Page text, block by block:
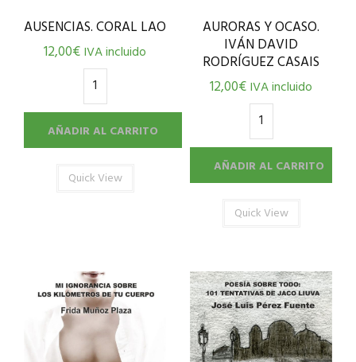
AUSENCIAS. CORAL LAO
12,00€IVA incluido
AÑADIR AL CARRITO
Quick View
AURORAS Y OCASO.
IVÁN DAVID
RODRÍGUEZ CASAIS
12,00€IVA incluido
AÑADIR AL CARRITO
Quick View